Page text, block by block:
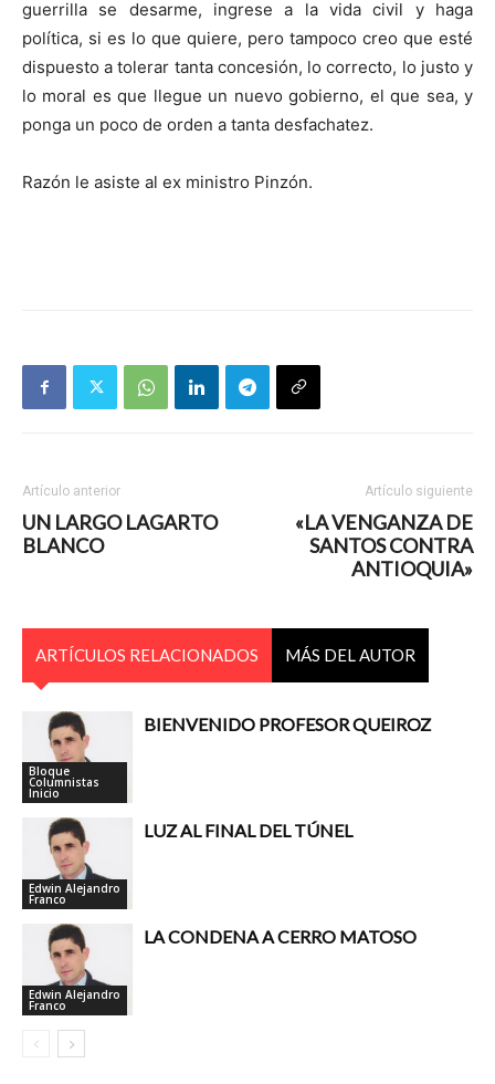
guerrilla se desarme, ingrese a la vida civil y haga
política, si es lo que quiere, pero tampoco creo que esté
dispuesto a tolerar tanta concesión, lo correcto, lo justo y
lo moral es que llegue un nuevo gobierno, el que sea, y
ponga un poco de orden a tanta desfachatez.
Razón le asiste al ex ministro Pinzón.
Artículo anterior
UN LARGO LAGARTO
BLANCO
Artículo siguiente
«LA VENGANZA DE
SANTOS CONTRA
ANTIOQUIA»
ARTÍCULOS RELACIONADOS MÁS DEL AUTOR
Bloque
Columnistas
Inicio
BIENVENIDO PROFESOR QUEIROZ
Edwin Alejandro
Franco
LUZ AL FINAL DEL TÚNEL
Edwin Alejandro
Franco
LA CONDENA A CERRO MATOSO